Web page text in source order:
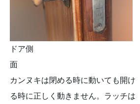
ドア側
面
カンヌキは閉める時に動いても開け
る時に正しく動きません。ラッチは